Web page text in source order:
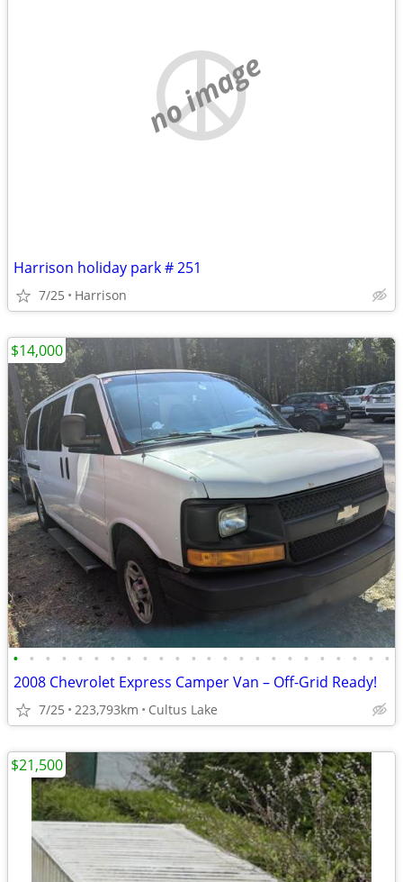
no image
Harrison holiday park # 251
7/25 Harrison
• • • • • • • • • • • • • • • • • • • • • • • •
2008 Chevrolet Express Camper Van – Off-Grid Ready!
7/25 223,793km Cultus Lake
$14,000
$21,500